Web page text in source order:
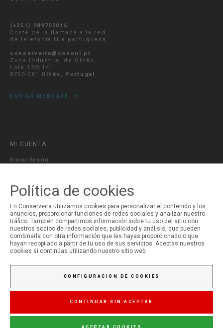
(+351) 289702016
Coste de la llamada a la red
de telefonía fija portuguesa
conserveira@consul.pt
Zona Industrial de Olhão,
Lote 122/141
8700-281 Olhão, Portugal
ENVIAR MENSAJE
MI CUENTA
Iniciar Sesión
© Copyright 2026 Conserveira do Sul. Todos os direitos reservados
Política de cookies
En Conserveira utilizamos cookies para personalizar el contenido y los
anuncios, proporcionar funciones de redes sociales y analizar nuestro
tráfico. También compartimos información sobre tu uso del sitio con
nuestros socios de redes sociales, publicidad y análisis, que pueden
combinarla con otra información que les hayas proporcionado o que
hayan recopilado a partir de tu uso de sus servicios. Aceptas nuestros
cookies si continúas utilizando nuestro sitio web.
CONFIGURACIÓN DE COOKIES
CONTINUAR SIN ACEPTAR
ACEPTAR COOKIES